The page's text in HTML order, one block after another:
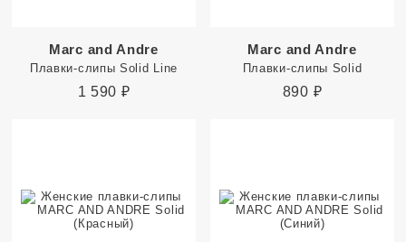
Marc and Andre
Плавки-слипы Solid Line
1 590 ₽
Marc and Andre
Плавки-слипы Solid
890 ₽